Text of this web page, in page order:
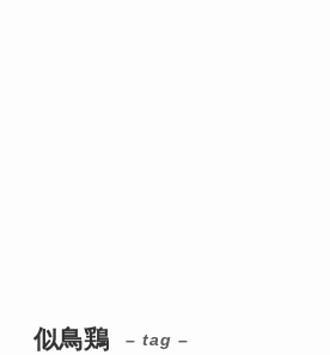
似鳥鶏 – tag –